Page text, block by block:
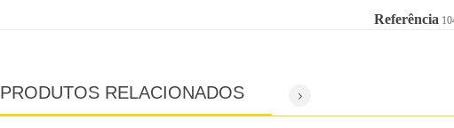
Referência
PRODUTOS RELACIONADOS